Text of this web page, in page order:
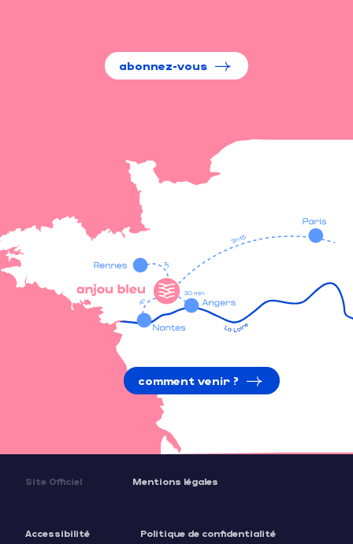
abonnez-vous
comment venir ?
Site Officiel Mentions légales
Accessibilité Politique de confidentialité